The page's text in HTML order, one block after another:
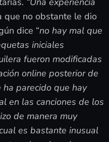
que no obstante le dio
dice “no hay mal que
iniciales
fueron modificadas
online posterior de
ha parecido que hay
en las canciones de los
de manera muy
es bastante inusual